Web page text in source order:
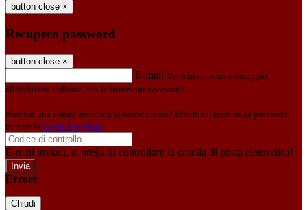
button close ×
Recupero password
button close ×
E-mail Verrà inviato un messaggio
all'indirizzo indicato con le istruzioni necessarie.
Non hai una e-mail associata al nome utente? Effettua il reset della password
tramite la Login Spaggiari
E-mail inviata, si prega di controllare la casella di posta elettronica!
Errore
Chiudi